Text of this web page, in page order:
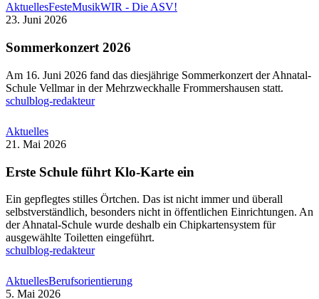
AktuellesFesteMusikWIR - Die ASV!
23. Juni 2026
Sommerkonzert 2026
Am 16. Juni 2026 fand das diesjährige Sommerkonzert der Ahnatal-
Schule Vellmar in der Mehrzweckhalle Frommershausen statt.
schulblog-redakteur
AktuellesErste
Schule
Klo-
ein
21. Mai 2026
Erste Schule führt Klo-Karte ein
Ein gepflegtes stilles Örtchen. Das ist nicht immer und überall
selbstverständlich, besonders nicht in öffentlichen Einrichtungen. An
der Ahnatal-Schule wurde deshalb ein Chipkartensystem für
ausgewählte Toiletten eingeführt.
schulblog-redakteur
AktuellesBerufsorientierungErfolgreiches
5. Mai 2026